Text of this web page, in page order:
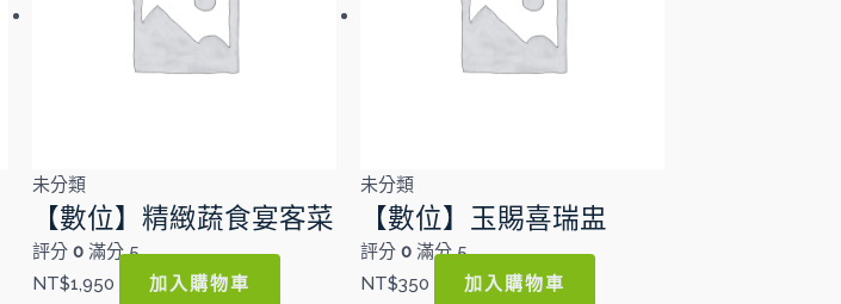
未分類
【數位】精緻蔬食宴客菜
評分0 滿分 5
NT$1,950 加入購物車
未分類
【數位】玉賜喜瑞盅
評分0 滿分 5
NT$350 加入購物車